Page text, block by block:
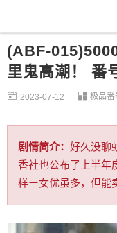
(ABF-
里鬼高潮！ 番
 2023-07-12  极品番
剧情简介： 好久没聊
香社也公布了上半年
样ー女优虽多，但能